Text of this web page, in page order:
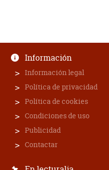
Información
Información legal
Política de privacidad
Política de cookies
Condiciones de uso
Publicidad
Contactar